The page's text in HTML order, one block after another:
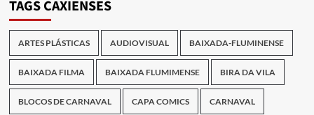
TAGS CAXIENSES
ARTES PLÁSTICAS AUDIOVISUAL BAIXADA-FLUMINENSE
BAIXADA FILMA BAIXADA FLUMIMENSE BIRA DA VILA
BLOCOS DE CARNAVAL CAPA COMICS CARNAVAL